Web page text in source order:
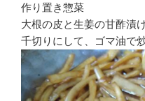
作り置き惣菜
大根の皮と生姜の甘酢漬
千切りにして、ゴマ油で